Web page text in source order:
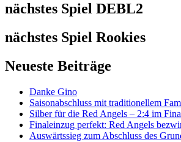
nächstes Spiel DEBL2
nächstes Spiel Rookies
Neueste Beiträge
Danke Gino
Saisonabschluss mit traditionellem
Silber für die Red Angels – 2:4 im
Finaleinzug perfekt: Red Angels
Auswärtssieg zum Abschluss des